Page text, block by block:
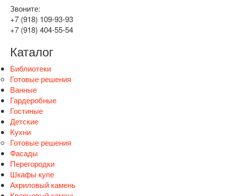
Звоните:
+7 (918) 109-93-93
+7 (918) 404-55-54
Каталог
Библиотеки
Готовые решения
Ванные
Гардеробные
Гостиные
Детские
Кухни
Готовые решения
Фасады
Перегородки
Шкафы купе
Акриловый камень